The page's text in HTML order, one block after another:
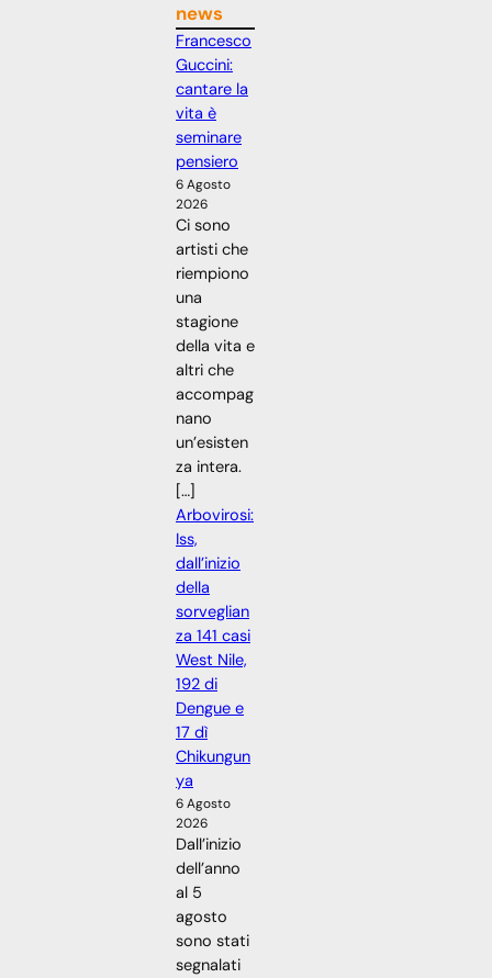
news
Francesco
Guccini:
cantare la
vita è
seminare
pensiero
6 Agosto
2026
Ci sono
artisti che
riempiono
una
stagione
della vita e
altri che
accompag
nano
un’esisten
za intera.
[…]
Arbovirosi:
Iss,
dall’inizio
della
sorveglian
za 141 casi
West Nile,
192 di
Dengue e
17 dì
Chikungun
ya
6 Agosto
2026
Dall’inizio
dell’anno
al 5
agosto
sono stati
segnalati